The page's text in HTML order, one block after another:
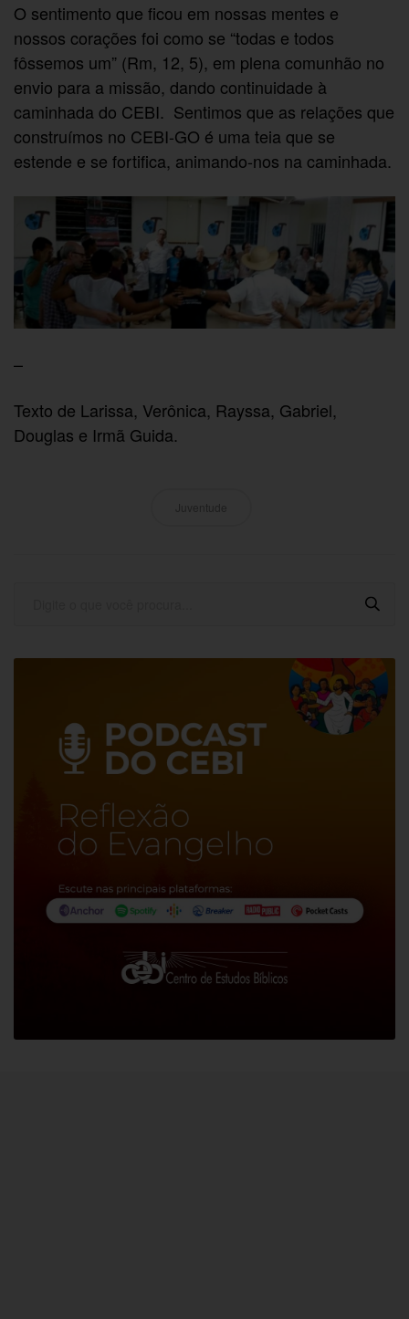
O sentimento que ficou em nossas mentes e
nossos corações foi como se “todas e todos
fôssemos um” (Rm, 12, 5), em plena comunhão no
envio para a missão, dando continuidade à
caminhada do CEBI. Sentimos que as relações que
construímos no CEBI-GO é uma teia que se
estende e se fortifica, animando-nos na caminhada.
–
Texto de Larissa, Verônica, Rayssa, Gabriel,
Douglas e Irmã Guida.